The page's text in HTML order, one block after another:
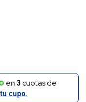
en 3cuotas de
cupo.